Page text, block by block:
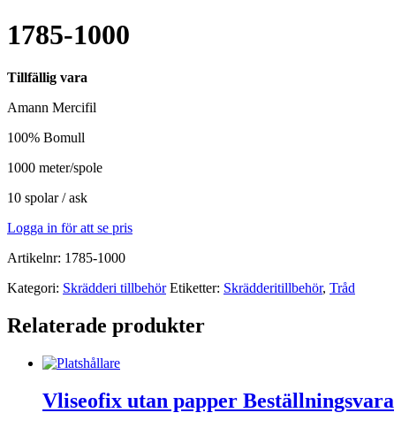
1785-1000
Tillfällig vara
Amann Mercifil
100% Bomull
1000 meter/spole
10 spolar / ask
Logga in för att se pris
Artikelnr: 1785-1000
Kategori: Skrädderi tillbehör Etiketter: Skrädderitillbehör, Tråd
Relaterade produkter
Vliseofix utan papper Beställningsvara